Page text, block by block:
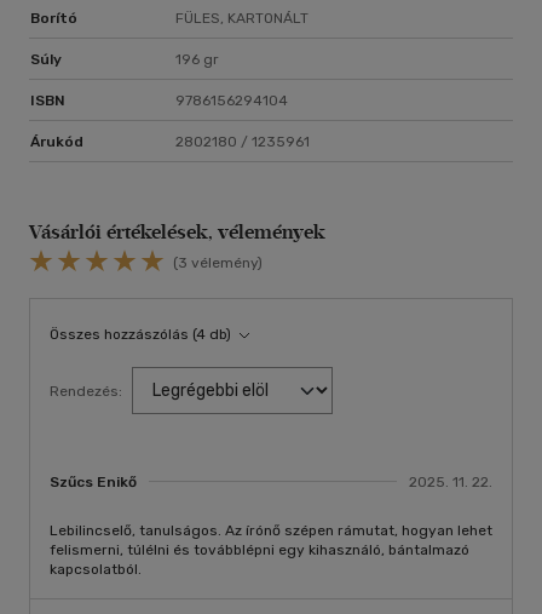
Borító FÜLES, KARTONÁLT
Súly 196 gr
ISBN 9786156294104
Árukód 2802180 / 1235961
Vásárlói értékelések, vélemények
(3 vélemény)
Összes hozzászólás (4 db)
Rendezés:
Szűcs Enikő 2025. 11. 22.
Lebilincselő, tanulságos. Az írónő szépen rámutat, hogyan lehet
felismerni, túlélni és továbblépni egy kihasználó, bántalmazó
kapcsolatból.